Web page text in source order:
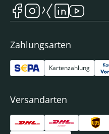
Zahlungsarten
Kartenzahlung
Versandarten